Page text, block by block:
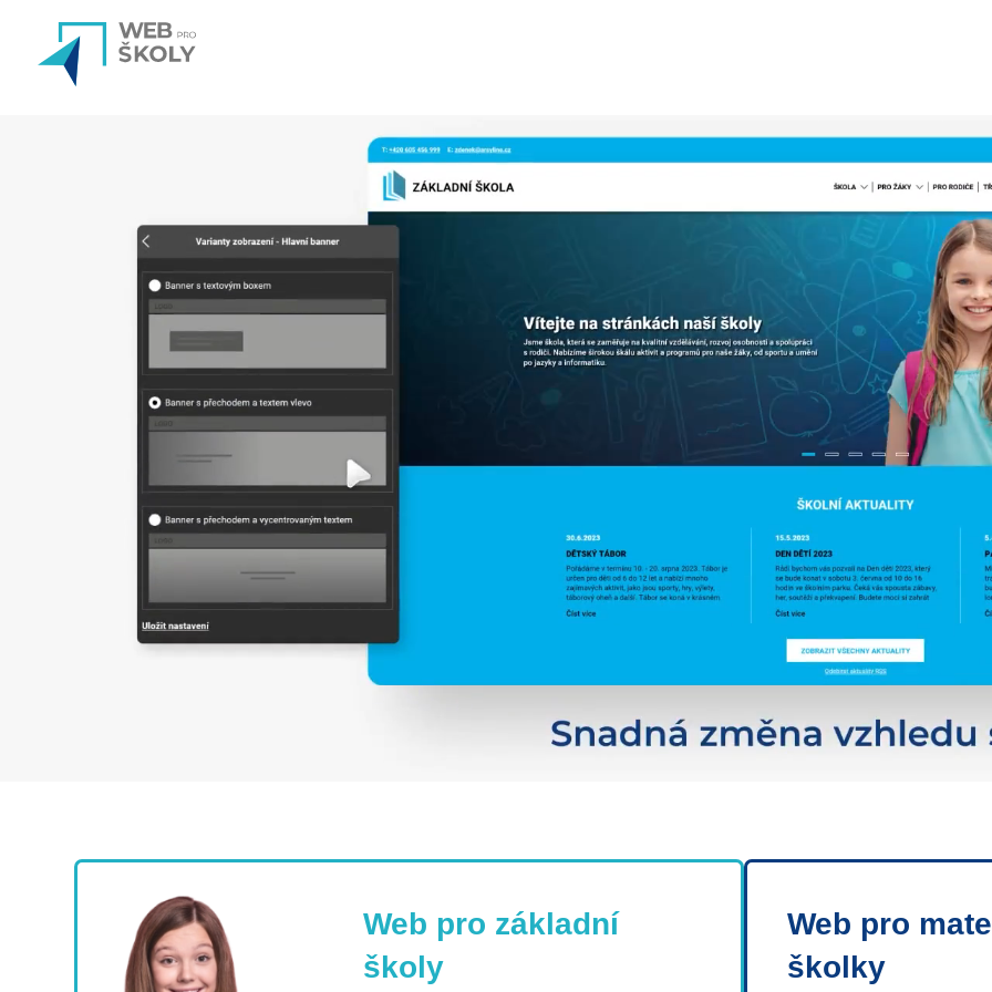
Web pro základní
školy
Web pro
školky